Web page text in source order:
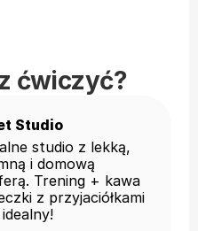
ćwiczyć?
Studio
studio z lekką,
i domową
Trening + kawa
z przyjaciółkami